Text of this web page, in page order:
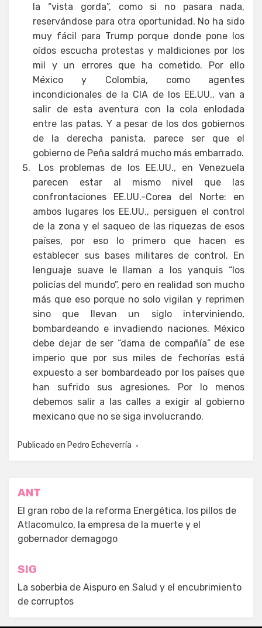
la “vista gorda”, como si no pasara nada,
reservándose para otra oportunidad. No ha sido
muy fácil para Trump porque donde pone los
oídos escucha protestas y maldiciones por los
mil y un errores que ha cometido. Por ello
México y Colombia, como agentes
incondicionales de la CIA de los EE.UU., van a
salir de esta aventura con la cola enlodada
entre las patas. Y a pesar de los dos gobiernos
de la derecha panista, parece ser que el
gobierno de Peña saldrá mucho más embarrado.
Los problemas de los EE.UU., en Venezuela
parecen estar al mismo nivel que las
confrontaciones EE.UU.-Corea del Norte: en
ambos lugares los EE.UU., persiguen el control
de la zona y el saqueo de las riquezas de esos
países, por eso lo primero que hacen es
establecer sus bases militares de control. En
lenguaje suave le llaman a los yanquis “los
policías del mundo”, pero en realidad son mucho
más que eso porque no solo vigilan y reprimen
sino que llevan un siglo interviniendo,
bombardeando e invadiendo naciones. México
debe dejar de ser “dama de compañía” de ese
imperio que por sus miles de fechorías está
expuesto a ser bombardeado por los países que
han sufrido sus agresiones. Por lo menos
debemos salir a las calles a exigir al gobierno
mexicano que no se siga involucrando.
Publicado en Pedro Echeverría
Navegación
de
entradas
ANT
El gran robo de la reforma Energética, los pillos de
Atlacomulco, la empresa de la muerte y el
gobernador demagogo
SIG
La soberbia de Aispuro en Salud y el encubrimiento
de corruptos